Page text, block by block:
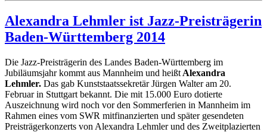
Alexandra Lehmler ist Jazz-Preisträgerin
Baden-Württemberg 2014
Die Jazz-Preisträgerin des Landes Baden-Württemberg im
Jubiläumsjahr kommt aus Mannheim und heißt Alexandra
Lehmler. Das gab Kunststaatssekretär Jürgen Walter am 20.
Februar in Stuttgart bekannt. Die mit 15.000 Euro dotierte
Auszeichnung wird noch vor den Sommerferien in Mannheim im
Rahmen eines vom SWR mitfinanzierten und später gesendeten
Preisträgerkonzerts von Alexandra Lehmler und des Zweitplazierten